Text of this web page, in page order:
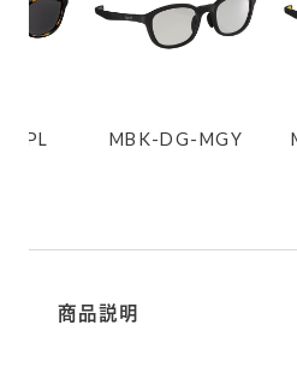
PL MBK-DG-MGY
商品説明